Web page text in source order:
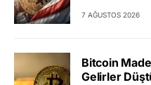
7 AĞUSTOS 2026
Bitcoin
Gelirler